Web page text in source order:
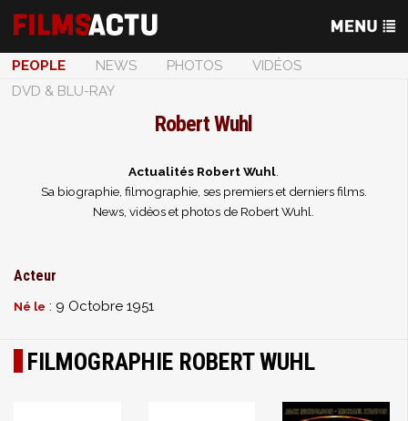
PEOPLE NEWS PHOTOS
VIDÉOS
DVD & BLU-RAY
Robert Wuhl
Actualités Robert Wuhl
Sa biographie, filmographie, ses premiers et derniers films.
News, vidéos et photos de Robert Wuhl.
Acteur
Né le : 9 Octobre 1951
FILMOGRAPHIE ROBERT WUHL